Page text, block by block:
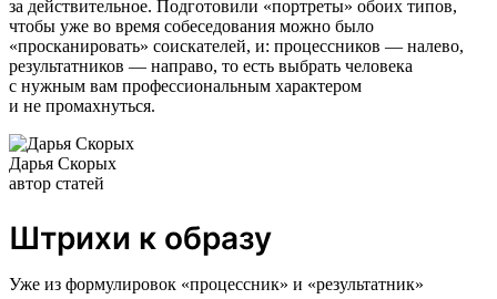
за действительное. Подготовили «портреты» обоих типов,
чтобы уже во время собеседования можно было
«просканировать» соискателей, и: процессников — налево,
результатников — направо, то есть выбрать человека
с нужным вам профессиональным характером
и не промахнуться.
Дарья Скорых
автор статей
Штрихи к образу
Уже из формулировок «процессник» и «результатник»